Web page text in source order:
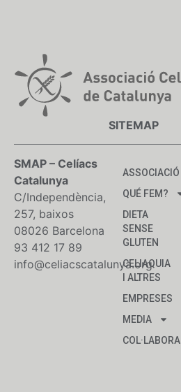
SMAP – Celíacs
Catalunya
C/Independència,
257, baixos
08026 Barcelona
93 412 17 89
info@celiacscatalunya.org
SITEMAP
ASSOCIACIÓ
QUÉ FEM?
DIETA
SENSE
GLUTEN
CELIAQUIA
I ALTRES
EMPRESES
MEDIA
COL·LABORA